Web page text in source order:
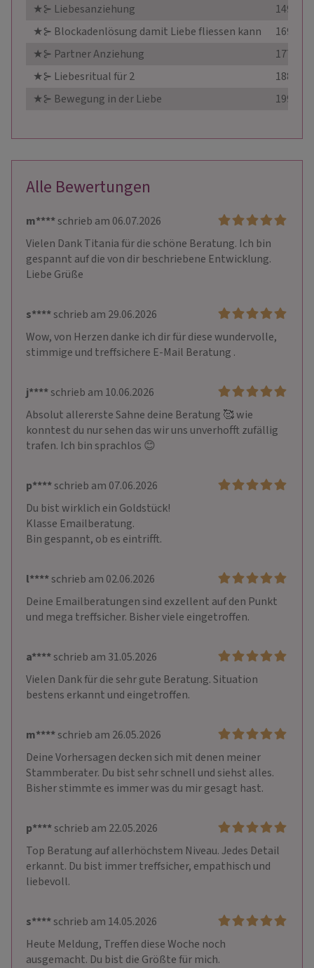
★⊱ Liebesanziehung
149,99 €
★⊱ Blockadenlösung damit Liebe fliessen kann
169,99 €
★⊱ Partner Anziehung
177,00 €
★⊱ Liebesritual für 2
188,00 €
★⊱ Bewegung in der Liebe
199,00 €
Alle Bewertungen
m****schrieb am 06.07.2026
Vielen Dank Titania für die schöne Beratung. Ich bin
gespannt auf die von dir beschriebene Entwicklung.
Liebe Grüße
s****schrieb am 29.06.2026
Wow, von Herzen danke ich dir für diese wundervolle,
stimmige und treffsichere E-Mail Beratung .
j****schrieb am 10.06.2026
Absolut allererste Sahne deine Beratung 🥰 wie
konntest du nur sehen das wir uns unverhofft zufällig
trafen. Ich bin sprachlos 😊
p****schrieb am 07.06.2026
Du bist wirklich ein Goldstück!
Klasse Emailberatung.
Bin gespannt, ob es eintrifft.
l****schrieb am 02.06.2026
Deine Emailberatungen sind exzellent auf den Punkt
und mega treffsicher. Bisher viele eingetroffen.
a****schrieb am 31.05.2026
Vielen Dank für die sehr gute Beratung. Situation
bestens erkannt und eingetroffen.
m****schrieb am 26.05.2026
Deine Vorhersagen decken sich mit denen meiner
Stammberater. Du bist sehr schnell und siehst alles.
Bisher stimmte es immer was du mir gesagt hast.
p****schrieb am 22.05.2026
Top Beratung auf allerhöchstem Niveau. Jedes Detail
erkannt. Du bist immer treffsicher, empathisch und
liebevoll.
s****schrieb am 14.05.2026
Heute Meldung, Treffen diese Woche noch
ausgemacht. Du bist die Größte für mich.